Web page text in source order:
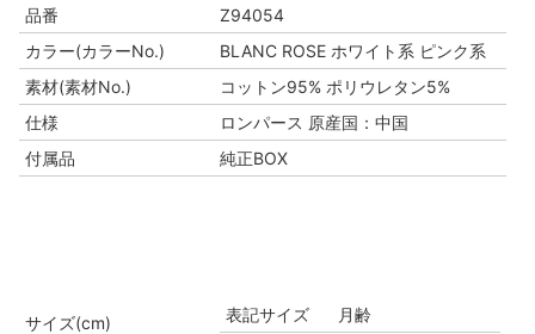
品番
Z94054
カラー(カラーNo.)
BLANC ROSE ホワイト系 ピンク系
素材(素材No.)
コットン95% ポリウレタン5%
仕様
ロンパース 原産国：中国
付属品
純正BOX
サイズ(cm) 表記サイズ
月齢